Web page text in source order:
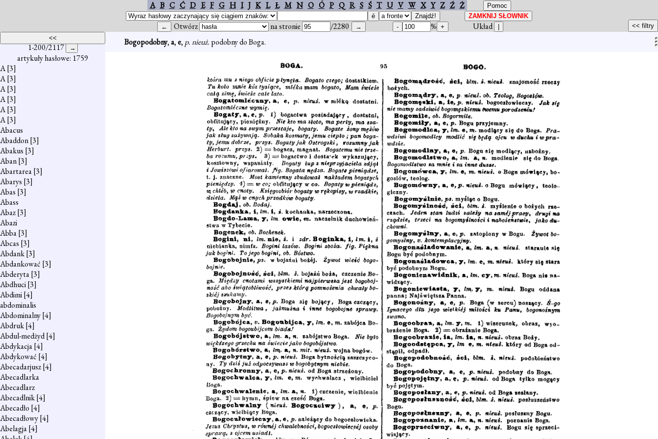
A B C Ć D E F G H I J K L Ł M N O Ó P Q R S Ś T U V W X Y Z Ź Ż
Otwórz na stronie /2280 % Układ
1-200/2117
artykuły hasłowe: 1759
A[3]
A[3]
A[3]
A[3]
A[3]
A[3]
Abacus
Abaddon[3]
Abakus [3]
Aban[3]
Abartarea[3]
Abarys [3]
Abas [3]
Abass
Abaz[3]
Abazi
Abba[3]
Abcas [3]
Abdank[3]
Abdankować [3]
Abderyta[3]
Abdhuci[3]
Abdimi[4]
abdominalis
Abdominalny[4]
Abdruk[4]
Abdul-medżyd[4]
Abdykacja[4]
Abdykować [4]
Abecadarjusz[4]
Abecadlarka
Abecadlarz
Abecadlnik[4]
Abecadło [4]
Abecadłowy[4]
Abelagja[4]
Bogopodobny,a,e, p. nieuż. podobny do Boga.